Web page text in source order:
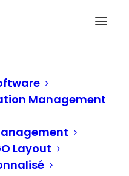
Management
Layout
et le marketing
de détail
one-to-one
détail